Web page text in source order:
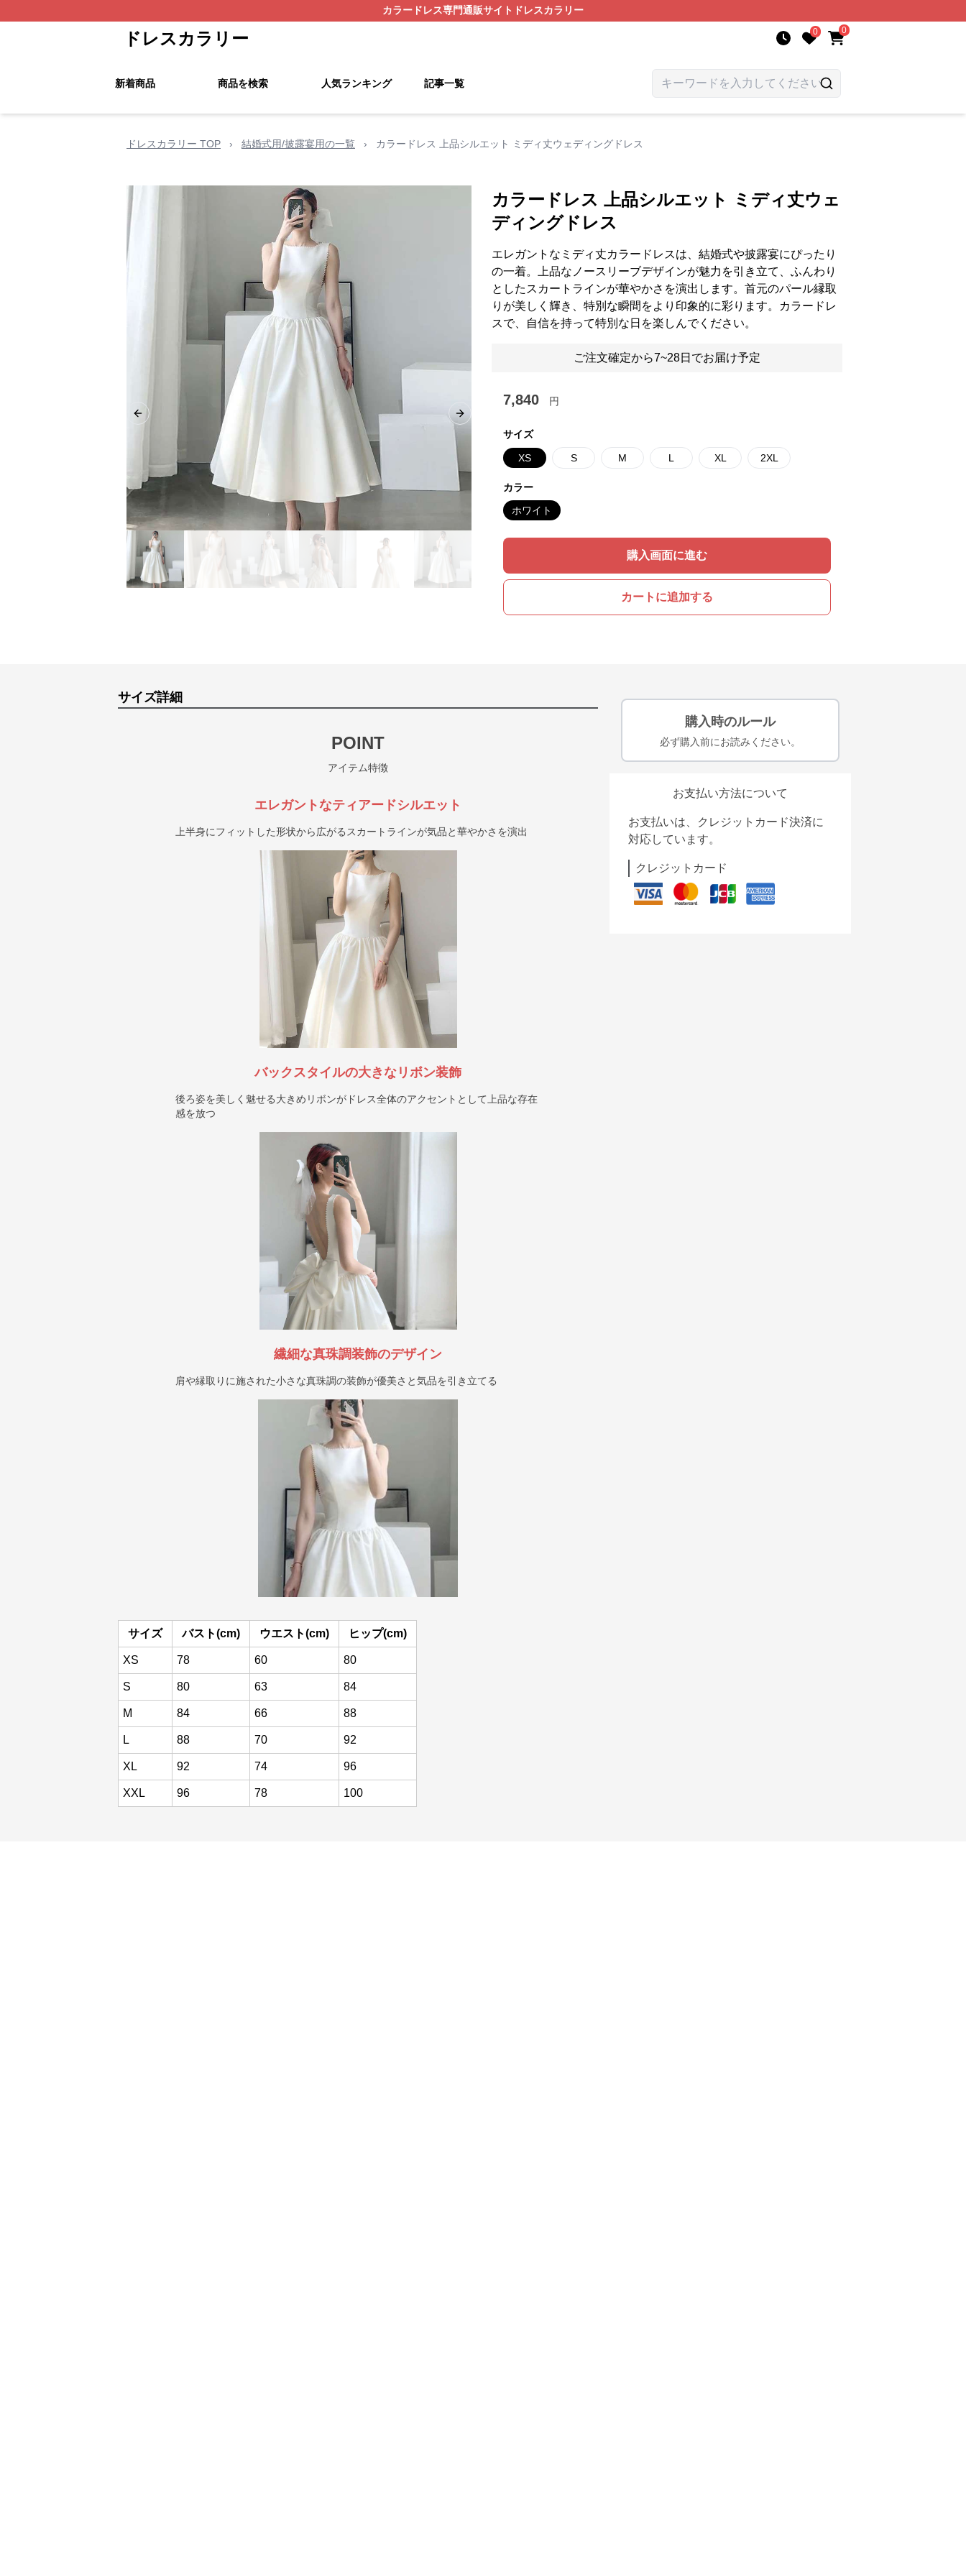
カラードレス専門通販サイト ドレスカラリー
ドレスカラリー 0 0
新着商品 商品を検索 人気ランキング 記事一覧
ドレスカラリー TOP › 結婚式用/披露宴用の一覧 › カラードレス 上品シルエット ミディ丈ウェディングドレス
Previous slide Next slide
カラードレス 上品シルエット ミディ丈ウェ
ディングドレス
エレガントなミディ丈カラードレスは、結婚式や披露宴にぴったり
の一着。上品なノースリーブデザインが魅力を引き立て、ふんわり
としたスカートラインが華やかさを演出します。首元のパール縁取
りが美しく輝き、特別な瞬間をより印象的に彩ります。カラードレ
スで、自信を持って特別な日を楽しんでください。
ご注文確定から7~28日でお届け予定
7,840 円
サイズ
XS S M L XL 2XL
カラー
ホワイト
購入画面に進む
カートに追加する
サイズ詳細
POINT
アイテム特徴
エレガントなティアードシルエット
上半身にフィットした形状から広がるスカートラインが気品と華やかさを演出
バックスタイルの大きなリボン装飾
後ろ姿を美しく魅せる大きめリボンがドレス全体のアクセントとして上品な存在
感を放つ
繊細な真珠調装飾のデザイン
肩や縁取りに施された小さな真珠調の装飾が優美さと気品を引き立てる
サイズ バスト(cm) ウエスト(cm) ヒップ(cm)
XS 78 60 80
S 80 63 84
M 84 66 88
L 88 70 92
XL 92 74 96
XXL 96 78 100
購入時のルール
必ず購入前にお読みください。
お支払い方法について
お支払いは、クレジットカード決済に
対応しています。
クレジットカード